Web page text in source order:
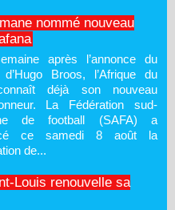
nommé nouveau
après l’annonce du
d’Hugo Broos, l’Afrique du
déjà son nouveau
La Fédération sud-
de football (SAFA) a
ce samedi 8 août la
de...
Louis renouvelle sa